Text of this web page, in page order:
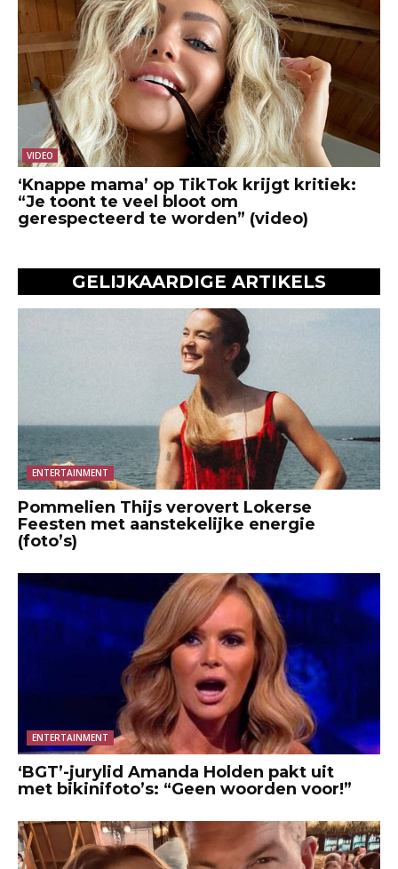
VIDEO
‘Knappe mama’ op TikTok krijgt kritiek:
“Je toont te veel bloot om
gerespecteerd te worden” (video)
GELIJKAARDIGE ARTIKELS
ENTERTAINMENT
Pommelien Thijs verovert Lokerse
Feesten met aanstekelijke energie
(foto’s)
ENTERTAINMENT
‘BGT’-jurylid Amanda Holden pakt uit
met bikinifoto’s: “Geen woorden voor!”